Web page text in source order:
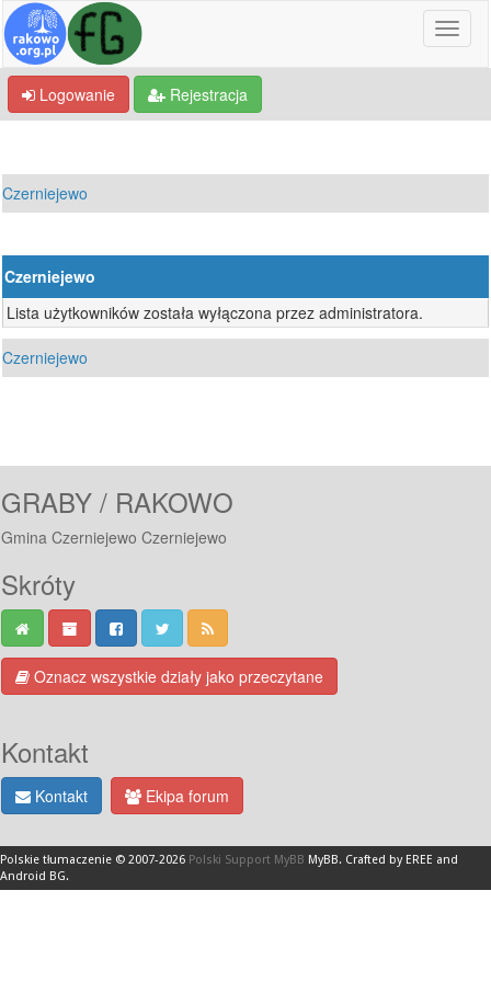
Logowanie Rejestracja
Czerniejewo
Czerniejewo
Lista użytkowników została wyłączona przez administratora.
Czerniejewo
GRABY / RAKOWO
Gmina Czerniejewo Czerniejewo
Skróty
Oznacz wszystkie działy jako przeczytane
Kontakt
Kontakt Ekipa forum
Polskie tłumaczenie © 2007-2026 Polski Support MyBB MyBB. Crafted by EREE and
Android BG.